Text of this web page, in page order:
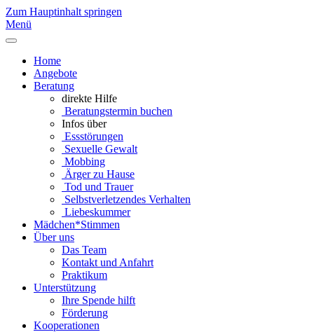
Zum Hauptinhalt springen
Menü
Home
Angebote
Beratung
direkte Hilfe
Beratungstermin buchen
Infos über
Essstörungen
Sexuelle Gewalt
Mobbing
Ärger zu Hause
Tod und Trauer
Selbstverletzendes Verhalten
Liebeskummer
Mädchen*Stimmen
Über uns
Das Team
Kontakt und Anfahrt
Praktikum
Unterstützung
Ihre Spende hilft
Förderung
Kooperationen